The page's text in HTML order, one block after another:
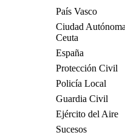
País Vasco
Ciudad
Ceuta
España
Protección Civil
Policía Local
Guardia Civil
Ejército del Aire
Sucesos